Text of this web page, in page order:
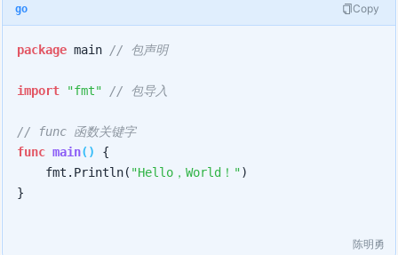
go Copy
package main // 包声明
import "fmt" // 包导入
// func 函数关键字
func main()
{
    fmt.Println(
"Hello，World！")
}
陈明勇